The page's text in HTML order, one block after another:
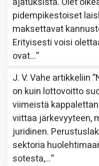
pidempikestoiset
maksettavat
Erityisesti voisi
ovat…”
J. V. Vahe artikkeliin
on kuin lottovoitto
viimeistä
viittaa järkevyyteen,
juridinen.
sektoria
sotesta,…”